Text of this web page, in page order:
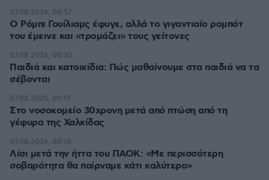
Ο Ρόμπι Γουίλιαμς έφυγε, αλλά το γιγαντιαίο ρομπότ
του έμεινε και «τρομάζει» τους γείτονες
07.08.2026, 00:57
Παιδιά και κατοικίδια: Πώς μαθαίνουμε στα παιδιά να τα
σέβονται
07.08.2026, 00:30
Στο νοσοκομείο 30χρονη μετά από πτώση από τη
γέφυρα της Χαλκίδας
07.08.2026, 00:17
Λίσι μετά την ήττα του ΠΑΟΚ: «Με περισσότερη
σοβαρότητα θα παίρναμε κάτι καλύτερο»
07.08.2026, 00:10